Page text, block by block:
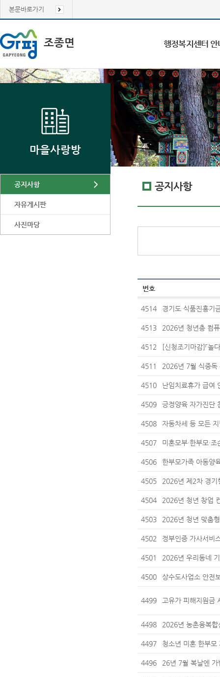
본문바로가기
조종면 행정복지센터 안
마을사랑방
공지사항
자유게시판
사진마당
공지사항
번호
4514 경기도 식품진흥기
4513 2026년 청년층 컴
4512 [신청조기마감]「놀
4511 2026년 7월 식중독
4510 난임치료휴가 급여
4509 긍정양육 자가진단
4508 자동차세 등 모든
4507 미혼모부·한부모·
4506 한부모가족 아동양
4505 2026년 제2차 경기
4504 2026년 청년 창업
4503 2026년 청년 맞춤
4502 정부인증 가사서비
4501 2026년 우리동네
4500 상수도사업소 안전
4499 고유가 피해지원
4498 2026년 농촌융복
4497 청소년 미혼 한부모
4496 26년 7월 복날엔